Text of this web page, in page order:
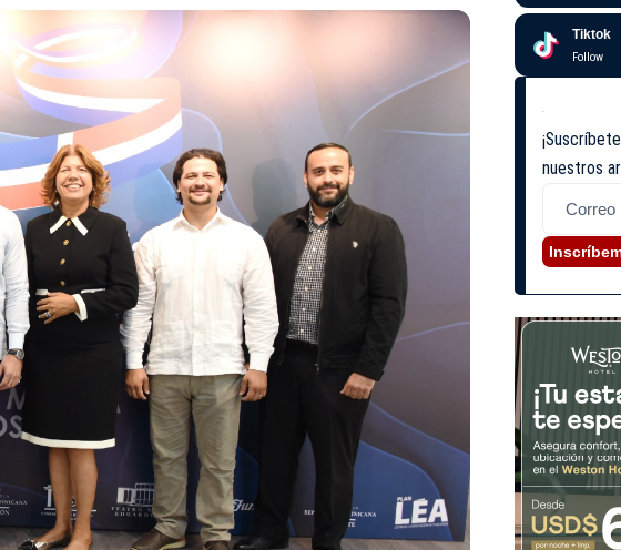
Tiktok
Follow
nuestros